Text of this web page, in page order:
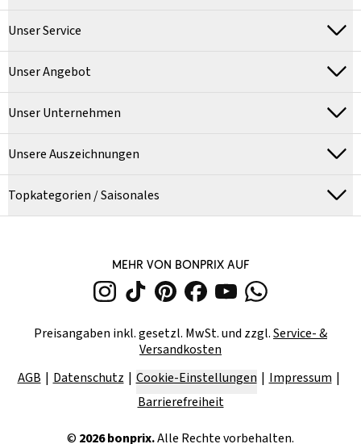
Unser Service
Unser Angebot
Unser Unternehmen
Unsere Auszeichnungen
Topkategorien / Saisonales
MEHR VON BONPRIX AUF
Preisangaben inkl. gesetzl. MwSt. und zzgl.Service- &
Versandkosten
AGB
Datenschutz Cookie-Einstellungen
Impressum
Barrierefreiheit
© 2026bonprix.Alle Rechte vorbehalten.